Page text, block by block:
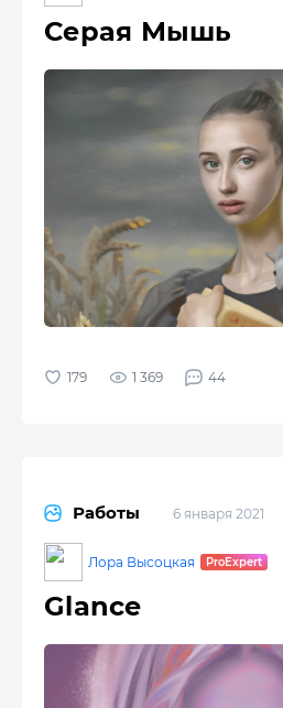
Серая Мышь
1 369 44
Работы 6 января 2021
Лора Высоцкая
Glance